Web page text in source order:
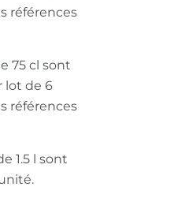
références
75 cl sont
lot de 6
références
1.5 l sont